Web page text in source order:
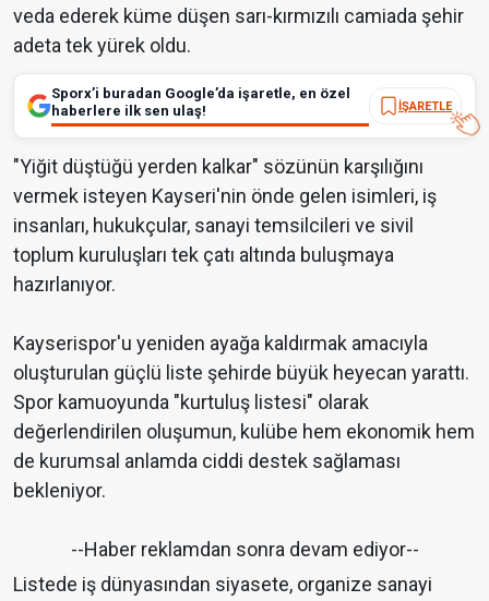
veda ederek küme düşen sarı-kırmızılı camiada şehir
adeta tek yürek oldu.
Sporx’i buradan Google’da işaretle, en özel
haberlere ilk sen ulaş!
İŞARETLE
"Yiğit düştüğü yerden kalkar" sözünün karşılığını
vermek isteyen Kayseri'nin önde gelen isimleri, iş
insanları, hukukçular, sanayi temsilcileri ve sivil
toplum kuruluşları tek çatı altında buluşmaya
hazırlanıyor.
Kayserispor'u yeniden ayağa kaldırmak amacıyla
oluşturulan güçlü liste şehirde büyük heyecan yarattı.
Spor kamuoyunda "kurtuluş listesi" olarak
değerlendirilen oluşumun, kulübe hem ekonomik hem
de kurumsal anlamda ciddi destek sağlaması
bekleniyor.
--Haber reklamdan sonra devam ediyor--
Listede iş dünyasından siyasete, organize sanayi